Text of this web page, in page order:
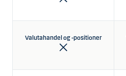
Valutahandel og -positioner